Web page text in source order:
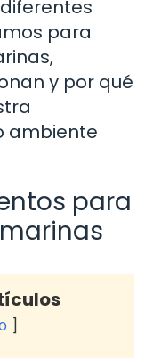
para
y por qué
ambiente
para